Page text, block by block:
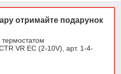
отримайте подарунок
термостатом
VR EC (2-10V), арт. 1-4-